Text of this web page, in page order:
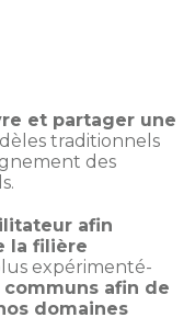
et partager une
traditionnels
des
afin
la filière
expérimenté-
afin de
domaines